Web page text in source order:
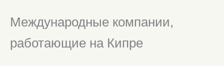
Международные компании,
работающие на Кипре